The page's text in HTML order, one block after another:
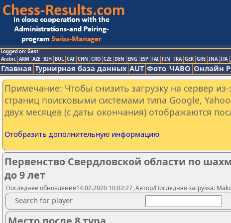
Logged on: Gast
Arabic ARM AZE BIH BUL CAT CHN CRO CZE DEN ENG ESP FAI FIN FRA GER GRE INA ITA
Главная Турнирная база данных AUT Фото ЧАВО Онлайн
Примечание: Чтобы снизить загрузку на сервер
страниц поисковыми системами типа Google,
двух месяцев (с даты окончания) отображаются
Отобразить дополнительную информацию
Первенство Свердловской области по
до 9 лет
Последнее обновление14.02.2020 10:02:27, Автор/Последняя загрузка:
Search for player